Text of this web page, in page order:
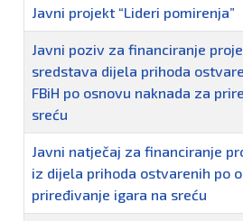
Javni projekt “Lideri pomirenja”
Javni poziv za financiranje
sredstava dijela prihoda
FBiH po osnovu naknada za
sreću
Javni natječaj za financiranje
iz dijela prihoda ostvarenih po
priređivanje igara na sreću